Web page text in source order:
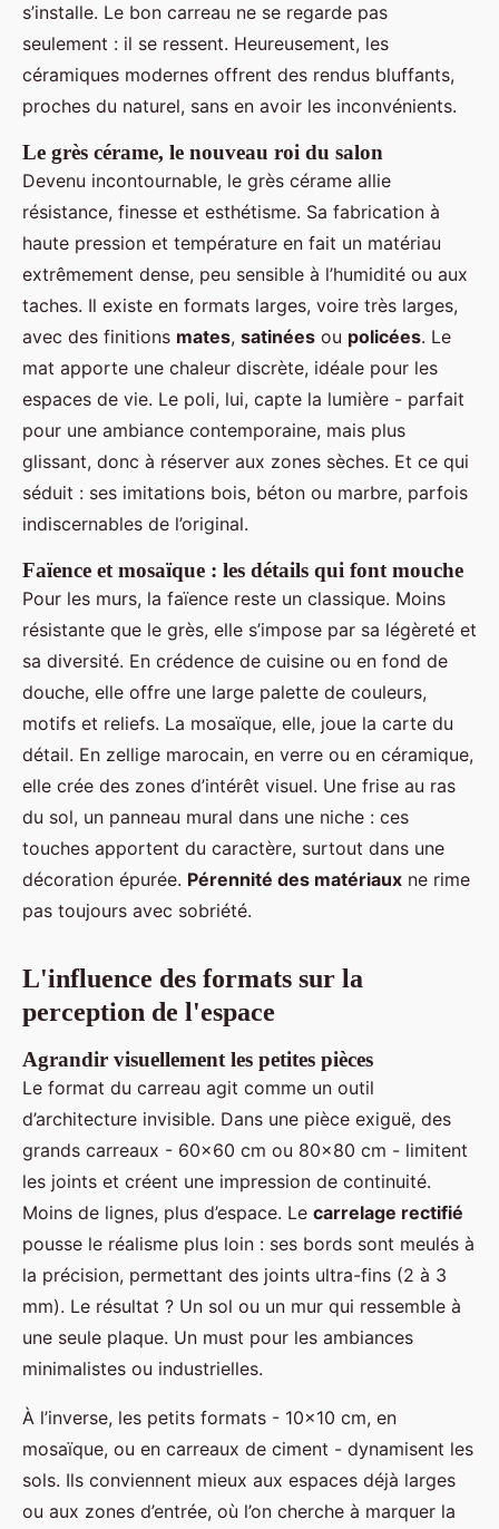
s’installe. Le bon carreau ne se regarde pas
seulement : il se ressent. Heureusement, les
céramiques modernes offrent des rendus bluffants,
proches du naturel, sans en avoir les inconvénients.
Le grès cérame, le nouveau roi du salon
Devenu incontournable, le grès cérame allie
résistance, finesse et esthétisme. Sa fabrication à
haute pression et température en fait un matériau
extrêmement dense, peu sensible à l’humidité ou aux
taches. Il existe en formats larges, voire très larges,
avec des finitions mates, satinées ou policées. Le
mat apporte une chaleur discrète, idéale pour les
espaces de vie. Le poli, lui, capte la lumière - parfait
pour une ambiance contemporaine, mais plus
glissant, donc à réserver aux zones sèches. Et ce qui
séduit : ses imitations bois, béton ou marbre, parfois
indiscernables de l’original.
Faïence et mosaïque : les détails qui font mouche
Pour les murs, la faïence reste un classique. Moins
résistante que le grès, elle s’impose par sa légèreté et
sa diversité. En crédence de cuisine ou en fond de
douche, elle offre une large palette de couleurs,
motifs et reliefs. La mosaïque, elle, joue la carte du
détail. En zellige marocain, en verre ou en céramique,
elle crée des zones d’intérêt visuel. Une frise au ras
du sol, un panneau mural dans une niche : ces
touches apportent du caractère, surtout dans une
décoration épurée. Pérennité des matériaux ne rime
pas toujours avec sobriété.
L'influence des formats sur la
perception de l'espace
Agrandir visuellement les petites pièces
Le format du carreau agit comme un outil
d’architecture invisible. Dans une pièce exiguë, des
grands carreaux - 60x60 cm ou 80x80 cm - limitent
les joints et créent une impression de continuité.
Moins de lignes, plus d’espace. Le carrelage rectifié
pousse le réalisme plus loin : ses bords sont meulés à
la précision, permettant des joints ultra-fins (2 à 3
mm). Le résultat ? Un sol ou un mur qui ressemble à
une seule plaque. Un must pour les ambiances
minimalistes ou industrielles.
À l’inverse, les petits formats - 10x10 cm, en
mosaïque, ou en carreaux de ciment - dynamisent les
sols. Ils conviennent mieux aux espaces déjà larges
ou aux zones d’entrée, où l’on cherche à marquer la